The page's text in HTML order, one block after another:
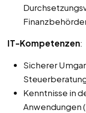
IT-Kompetenzen:
Sicherer
Kenntnisse in
Anwendungen